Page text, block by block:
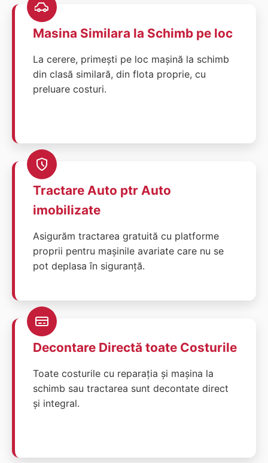
Masina Similara la Schimb pe loc
La cerere, primești pe loc mașină la schimb
din clasă similară, din flota proprie, cu
preluare costuri.
Tractare Auto ptr Auto
imobilizate
Asigurăm tractarea gratuită cu platforme
proprii pentru mașinile avariate care nu se
pot deplasa în siguranță.
Decontare Directă toate Costurile
Toate costurile cu reparația și mașina la
schimb sau tractarea sunt decontate direct
și integral.